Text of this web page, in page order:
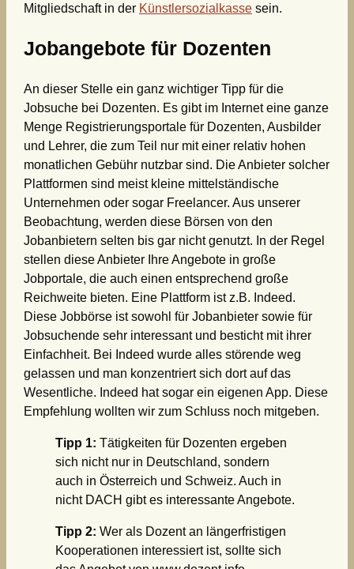
Mitgliedschaft in der Künstlersozialkasse sein.
Jobangebote für Dozenten
An dieser Stelle ein ganz wichtiger Tipp für die
Jobsuche bei Dozenten. Es gibt im Internet eine ganze
Menge Registrierungsportale für Dozenten, Ausbilder
und Lehrer, die zum Teil nur mit einer relativ hohen
monatlichen Gebühr nutzbar sind. Die Anbieter solcher
Plattformen sind meist kleine mittelständische
Unternehmen oder sogar Freelancer. Aus unserer
Beobachtung, werden diese Börsen von den
Jobanbietern selten bis gar nicht genutzt. In der Regel
stellen diese Anbieter Ihre Angebote in große
Jobportale, die auch einen entsprechend große
Reichweite bieten. Eine Plattform ist z.B. Indeed.
Diese Jobbörse ist sowohl für Jobanbieter sowie für
Jobsuchende sehr interessant und besticht mit ihrer
Einfachheit. Bei Indeed wurde alles störende weg
gelassen und man konzentriert sich dort auf das
Wesentliche. Indeed hat sogar ein eigenen App. Diese
Empfehlung wollten wir zum Schluss noch mitgeben.
Tipp 1: Tätigkeiten für Dozenten ergeben
sich nicht nur in Deutschland, sondern
auch in Österreich und Schweiz. Auch in
nicht DACH gibt es interessante Angebote.
Tipp 2: Wer als Dozent an längerfristigen
Kooperationen interessiert ist, sollte sich